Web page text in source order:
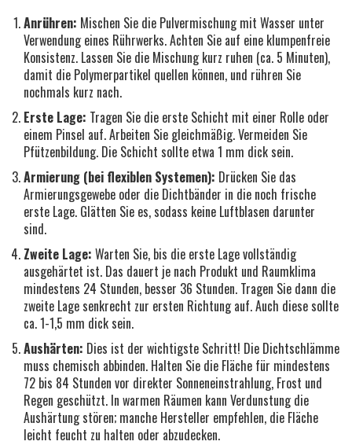
Anrühren: Mischen Sie die Pulvermischung mit Wasser unter
Verwendung eines Rührwerks. Achten Sie auf eine klumpenfreie
Konsistenz. Lassen Sie die Mischung kurz ruhen (ca. 5 Minuten),
damit die Polymerpartikel quellen können, und rühren Sie
nochmals kurz nach.
Erste Lage: Tragen Sie die erste Schicht mit einer Rolle oder
einem Pinsel auf. Arbeiten Sie gleichmäßig. Vermeiden Sie
Pfützenbildung. Die Schicht sollte etwa 1 mm dick sein.
Armierung (bei flexiblen Systemen): Drücken Sie das
Armierungsgewebe oder die Dichtbänder in die noch frische
erste Lage. Glätten Sie es, sodass keine Luftblasen darunter
sind.
Zweite Lage: Warten Sie, bis die erste Lage vollständig
ausgehärtet ist. Das dauert je nach Produkt und Raumklima
mindestens 24 Stunden, besser 36 Stunden. Tragen Sie dann die
zweite Lage senkrecht zur ersten Richtung auf. Auch diese sollte
ca. 1-1,5 mm dick sein.
Aushärten: Dies ist der wichtigste Schritt! Die Dichtschlämme
muss chemisch abbinden. Halten Sie die Fläche für mindestens
72 bis 84 Stunden vor direkter Sonneneinstrahlung, Frost und
Regen geschützt. In warmen Räumen kann Verdunstung die
Aushärtung stören; manche Hersteller empfehlen, die Fläche
leicht feucht zu halten oder abzudecken.